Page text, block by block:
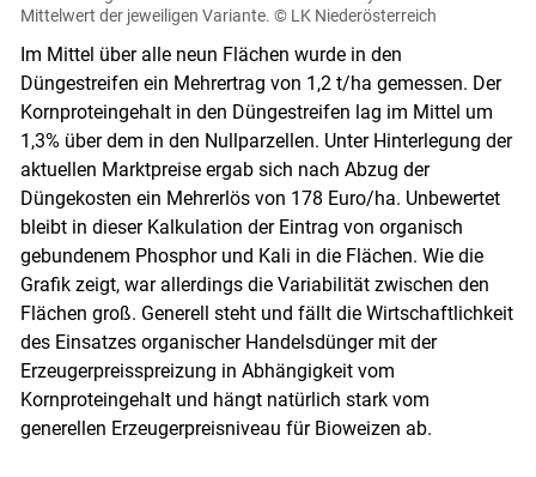
Mittelwert der jeweiligen Variante. © LK Niederösterreich
Im Mittel über alle neun Flächen wurde in den
Düngestreifen ein Mehrertrag von 1,2 t/ha gemessen. Der
Kornproteingehalt in den Düngestreifen lag im Mittel um
1,3% über dem in den Nullparzellen. Unter Hinterlegung der
aktuellen Marktpreise ergab sich nach Abzug der
Düngekosten ein Mehrerlös von 178 Euro/ha. Unbewertet
bleibt in dieser Kalkulation der Eintrag von organisch
gebundenem Phosphor und Kali in die Flächen. Wie die
Grafik zeigt, war allerdings die Variabilität zwischen den
Flächen groß. Generell steht und fällt die Wirtschaftlichkeit
des Einsatzes organischer Handelsdünger mit der
Erzeugerpreisspreizung in Abhängigkeit vom
Kornproteingehalt und hängt natürlich stark vom
generellen Erzeugerpreisniveau für Bioweizen ab.